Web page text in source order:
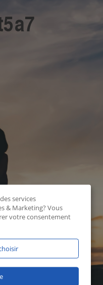
services
& Marketing? Vous
votre consentement